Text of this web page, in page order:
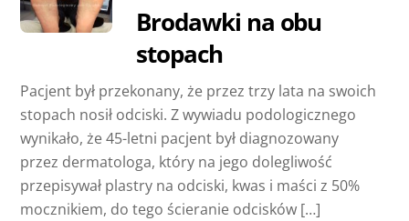
Brodawki na obu
stopach
Pacjent był przekonany, że przez trzy lata na swoich
stopach nosił odciski. Z wywiadu podologicznego
wynikało, że 45-letni pacjent był diagnozowany
przez dermatologa, który na jego dolegliwość
przepisywał plastry na odciski, kwas i maści z 50%
mocznikiem, do tego ścieranie odcisków […]